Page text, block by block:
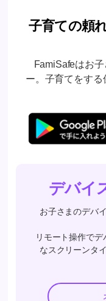
子育ての頼
FamiSafeはお
ー。子育てをする
デバイ
お子さまのデバ
リモート操作で
なスクリーンタ